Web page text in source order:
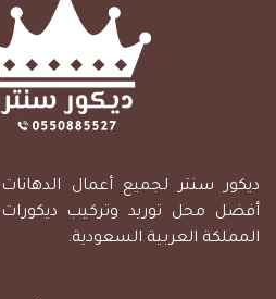
ديكور سنتر لجميع أعمال
أفضل محل توريد وتركيب
المملكة العربية السعودية.